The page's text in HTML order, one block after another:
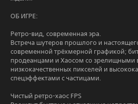
ОБ ИГРЕ:
Ретро-вид, современная эра.
Встреча шутеров прошлого и
современной трёхмерной графикой;
продеанцами и Хаосом со зрелищными
низкокачественных пикселей и
спецэффектами с частицами.
Чистый ретро-хаос FPS